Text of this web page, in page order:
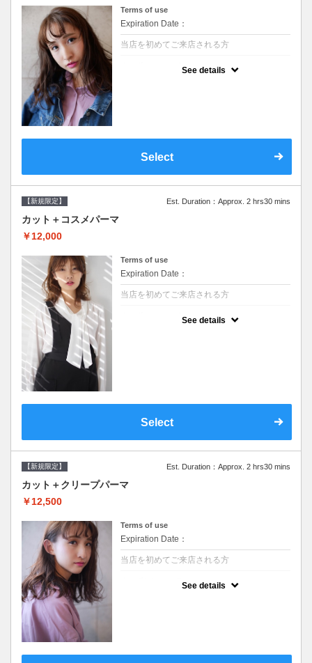
Terms of use
Expiration Date：
当店を初めてご来店される方
See details
Select
【新規限定】 Est. Duration：Approx. 2 hrs30 mins
カット＋コスメパーマ
￥12,000
Terms of use
Expiration Date：
当店を初めてご来店される方
See details
Select
【新規限定】 Est. Duration：Approx. 2 hrs30 mins
カット＋クリープパーマ
￥12,500
Terms of use
Expiration Date：
当店を初めてご来店される方
See details